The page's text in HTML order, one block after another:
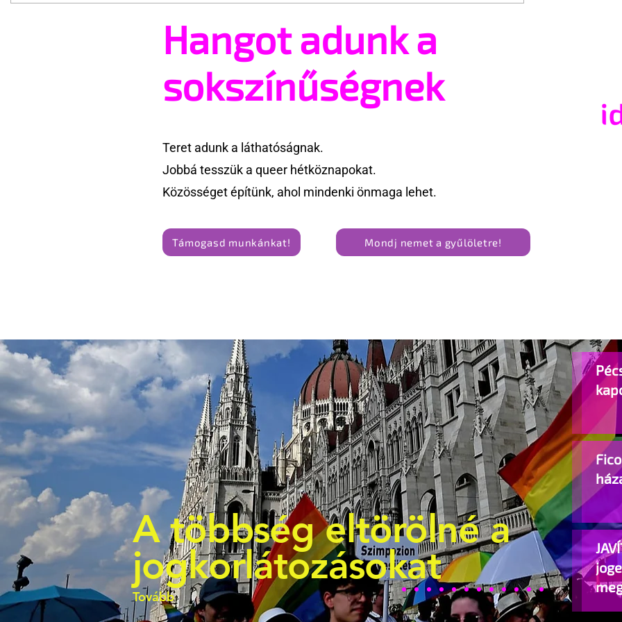
Amikor beszerelmesedsz egy
Mozi: Édes szerelmi
kapcsolat szakítás után
Hangot adunk a
sokszínűségnek
Teret adunk a láthatóságnak.
Jobbá tesszük a queer hétköznapokat.
Közösséget építünk, ahol mindenki önmaga lehet.
Támogasd munkánkat! Mondj nemet a gyűlöletre!
A többség eltörölné a
jogkorlátozásokat
Tovább